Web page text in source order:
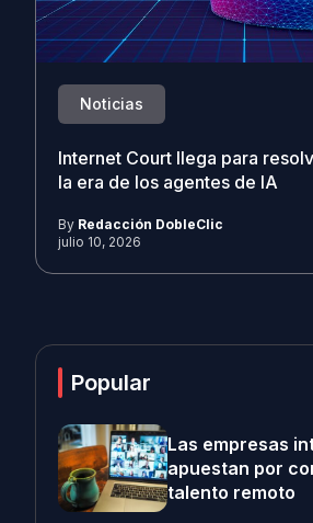
Noticias
Internet Court llega para
la era de los agentes de IA
By Redacción DobleClic
julio 10, 2026
Popular
Las empresas
apuestan por
talento remoto